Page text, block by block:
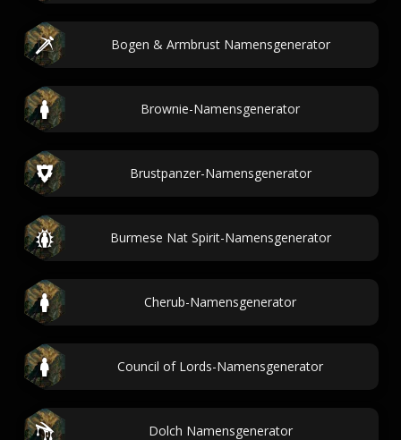
Bogen & Armbrust Namensgenerator
Brownie-Namensgenerator
Brustpanzer-Namensgenerator
Burmese Nat Spirit-Namensgenerator
Cherub-Namensgenerator
Council of Lords-Namensgenerator
Dolch Namensgenerator